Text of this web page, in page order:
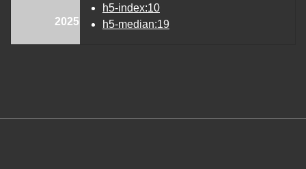
2025
h5-index:10
h5-median:19